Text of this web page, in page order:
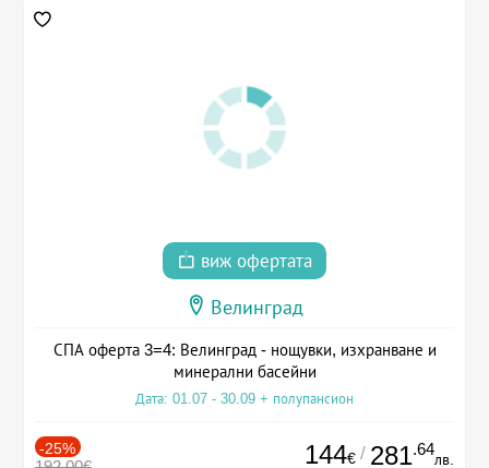
виж офертата
Велинград
СПА оферта 3=4: Велинград - нощувки, изхранване и
минерални басейни
Дата: 01.07 - 30.09 + полупансион
-25% 144€ / 281.64
лв.